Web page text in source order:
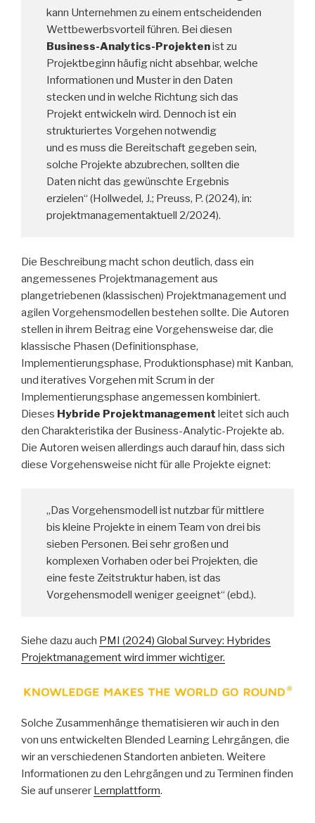
kann Unternehmen zu einem entscheidenden
Wettbewerbsvorteil führen. Bei diesen
Business-Analytics-Projektenist zu
Projektbeginn häufig nicht absehbar, welche
Informationen und Muster in den Daten
stecken und in welche Richtung sich das
Projekt entwickeln wird. Dennoch ist ein
strukturiertes Vorgehen notwendig
und es muss die Bereitschaft gegeben sein,
solche Projekte abzubrechen, sollten die
Daten nicht das gewünschte Ergebnis
erzielen“ (Hollwedel, J.; Preuss, P. (2024), in:
projektmanagementaktuell 2/2024).
Die Beschreibung macht schon deutlich, dass ein
angemessenes Projektmanagement aus
plangetriebenen (klassischen) Projektmanagement und
agilen Vorgehensmodellen bestehen sollte. Die Autoren
stellen in ihrem Beitrag eine Vorgehensweise dar, die
klassische Phasen (Definitionsphase,
Implementierungsphase, Produktionsphase) mit Kanban,
und iteratives Vorgehen mit Scrum in der
Implementierungsphase angemessen kombiniert.
Dieses Hybride Projektmanagement leitet sich auch
den Charakteristika der Business-Analytic-Projekte ab.
Die Autoren weisen allerdings auch darauf hin, dass sich
diese Vorgehensweise nicht für alle Projekte eignet:
„Das Vorgehensmodell ist nutzbar für mittlere
bis kleine Projekte in einem Team von drei bis
sieben Personen. Bei sehr großen und
komplexen Vorhaben oder bei Projekten, die
eine feste Zeitstruktur haben, ist das
Vorgehensmodell weniger geeignet“ (ebd.).
Siehe dazu auch PMI (2024) Global Survey: Hybrides
Projektmanagement wird immer wichtiger.
Solche Zusammenhänge thematisieren wir auch in den
von uns entwickelten Blended Learning Lehrgängen, die
wir an verschiedenen Standorten anbieten. Weitere
Informationen zu den Lehrgängen und zu Terminen finden
Sie auf unserer Lernplattform.